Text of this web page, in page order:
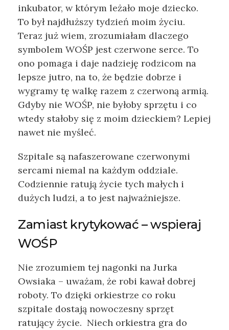
inkubator, w którym leżało moje dziecko.
To był najdłuższy tydzień moim życiu.
Teraz już wiem, zrozumiałam dlaczego
symbolem WOŚP jest czerwone serce. To
ono pomaga i daje nadzieję rodzicom na
lepsze jutro, na to, że będzie dobrze i
wygramy tę walkę razem z czerwoną armią.
Gdyby nie WOŚP, nie byłoby sprzętu i co
wtedy stałoby się z moim dzieckiem? Lepiej
nawet nie myśleć.
Szpitale są nafaszerowane czerwonymi
sercami niemal na każdym oddziale.
Codziennie ratują życie tych małych i
dużych ludzi, a to jest najważniejsze.
Zamiast krytykować – wspieraj
WOŚP
Nie zrozumiem tej nagonki na Jurka
Owsiaka – uważam, że robi kawał dobrej
roboty. To dzięki orkiestrze co roku
szpitale dostają nowoczesny sprzęt
ratujący życie. Niech orkiestra gra do